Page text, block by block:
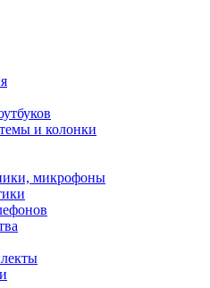
и колонки
микрофоны